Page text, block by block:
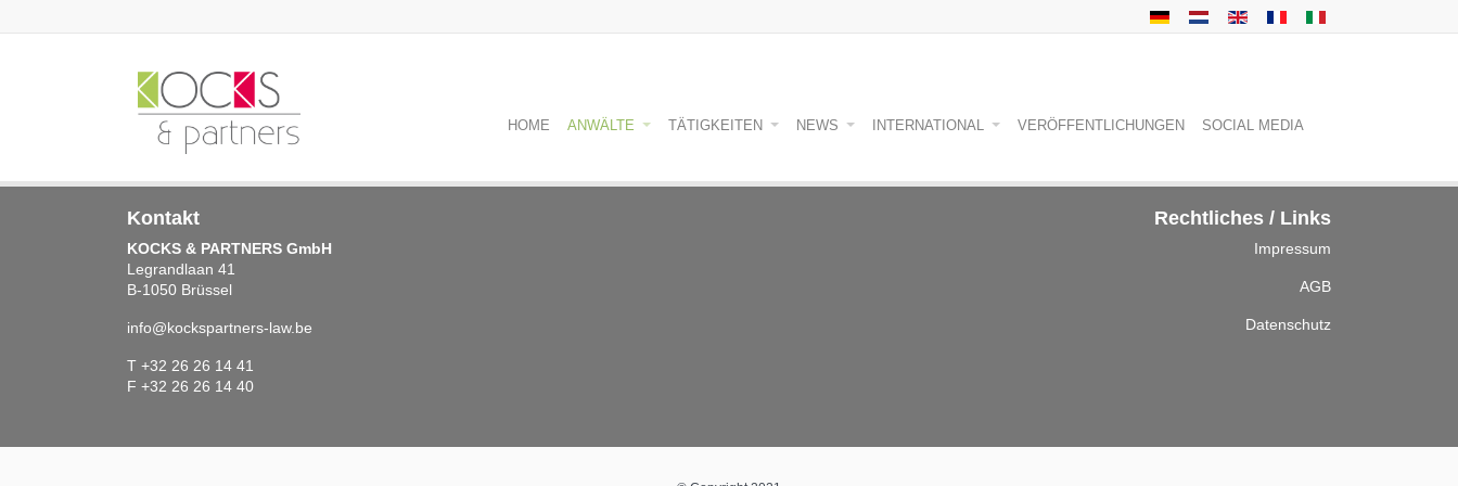
HOME ANWÄLTE TÄTIGKEITEN NEWS INTERNATIONAL VERÖFFENTLICHUNGEN SOCIAL MEDIA
Kontakt
KOCKS & PARTNERS GmbH
Legrandlaan 41
B-1050 Brüssel
info@kockspartners-law.be
T +32 26 26 14 41
F +32 26 26 14 40
Rechtliches / Links
Impressum
AGB
Datenschutz